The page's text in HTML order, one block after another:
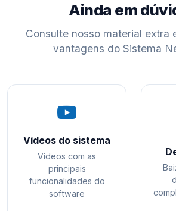
Ainda em
Consulte nosso material extra
vantagens do Sistema
Vídeos do sistema
Vídeos com as
principais
funcionalidades do
software